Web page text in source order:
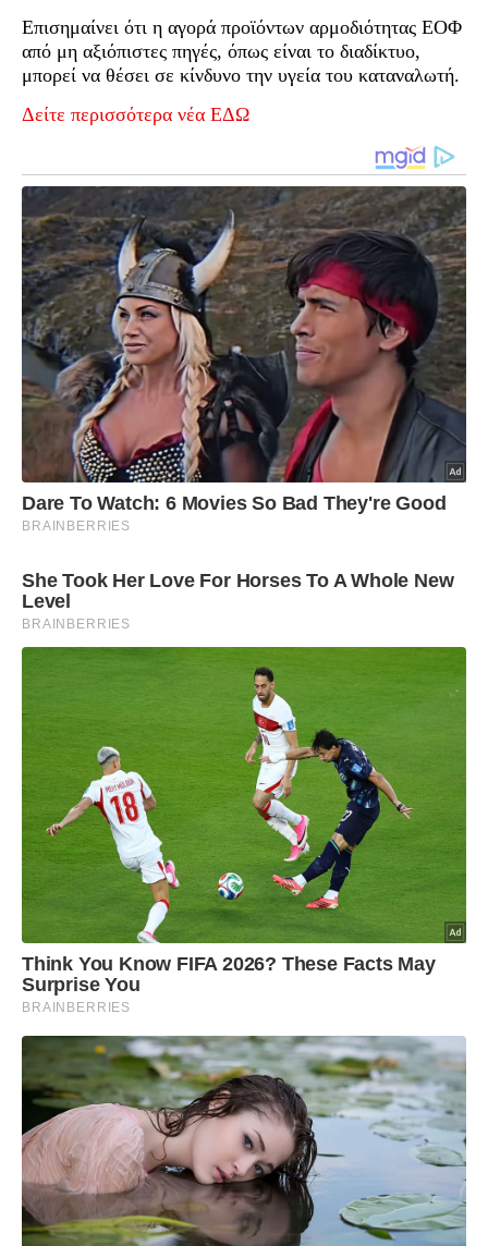
Επισημαίνει ότι η αγορά προϊόντων αρμοδιότητας ΕΟΦ
από μη αξιόπιστες πηγές, όπως είναι το διαδίκτυο,
μπορεί να θέσει σε κίνδυνο την υγεία του καταναλωτή.
Δείτε περισσότερα νέα ΕΔΩ